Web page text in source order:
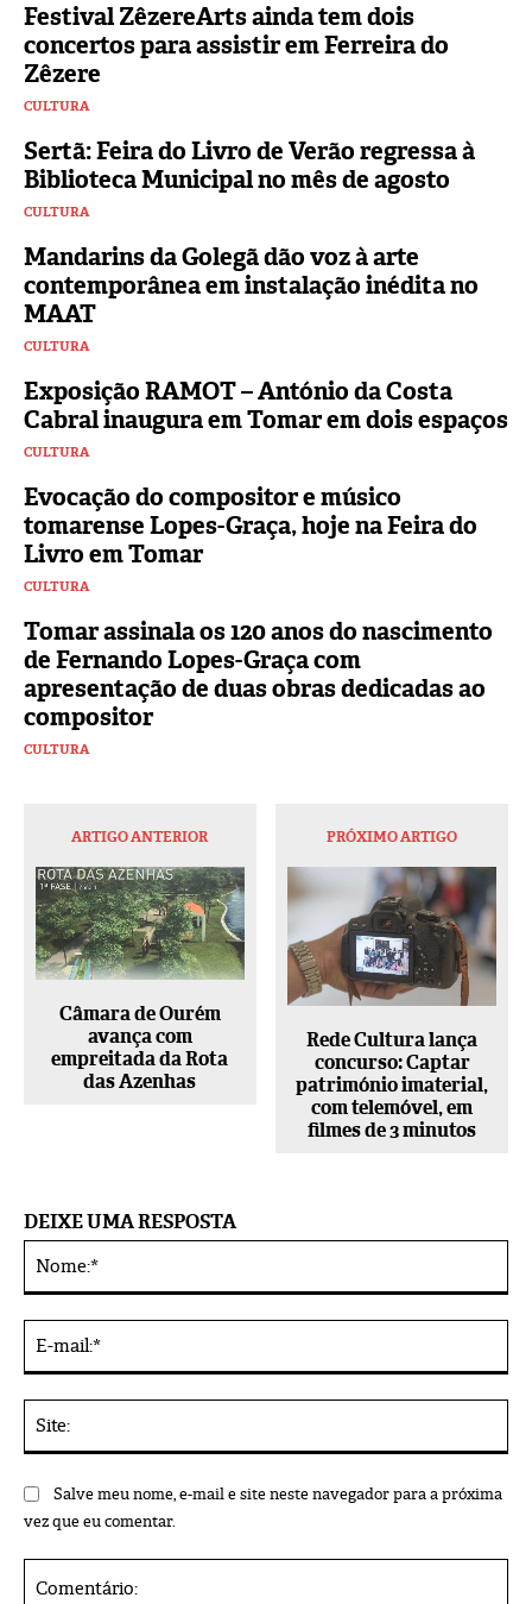
Festival ZêzereArts ainda tem dois
concertos para assistir em Ferreira do
Zêzere
CULTURA
Sertã: Feira do Livro de Verão regressa à
Biblioteca Municipal no mês de agosto
CULTURA
Mandarins da Golegã dão voz à arte
contemporânea em instalação inédita no
MAAT
CULTURA
Exposição RAMOT – António da Costa
Cabral inaugura em Tomar em dois espaços
CULTURA
Evocação do compositor e músico
tomarense Lopes-Graça, hoje na Feira do
Livro em Tomar
CULTURA
Tomar assinala os 120 anos do nascimento
de Fernando Lopes-Graça com
apresentação de duas obras dedicadas ao
compositor
CULTURA
ARTIGO ANTERIOR
Câmara de Ourém
avança com
empreitada da Rota
das Azenhas
PRÓXIMO ARTIGO
Rede Cultura lança
concurso: Captar
património imaterial,
com telemóvel, em
filmes de 3 minutos
DEIXE UMA RESPOSTA
Salve meu nome, e-mail e site neste navegador para a próxima
vez que eu comentar.